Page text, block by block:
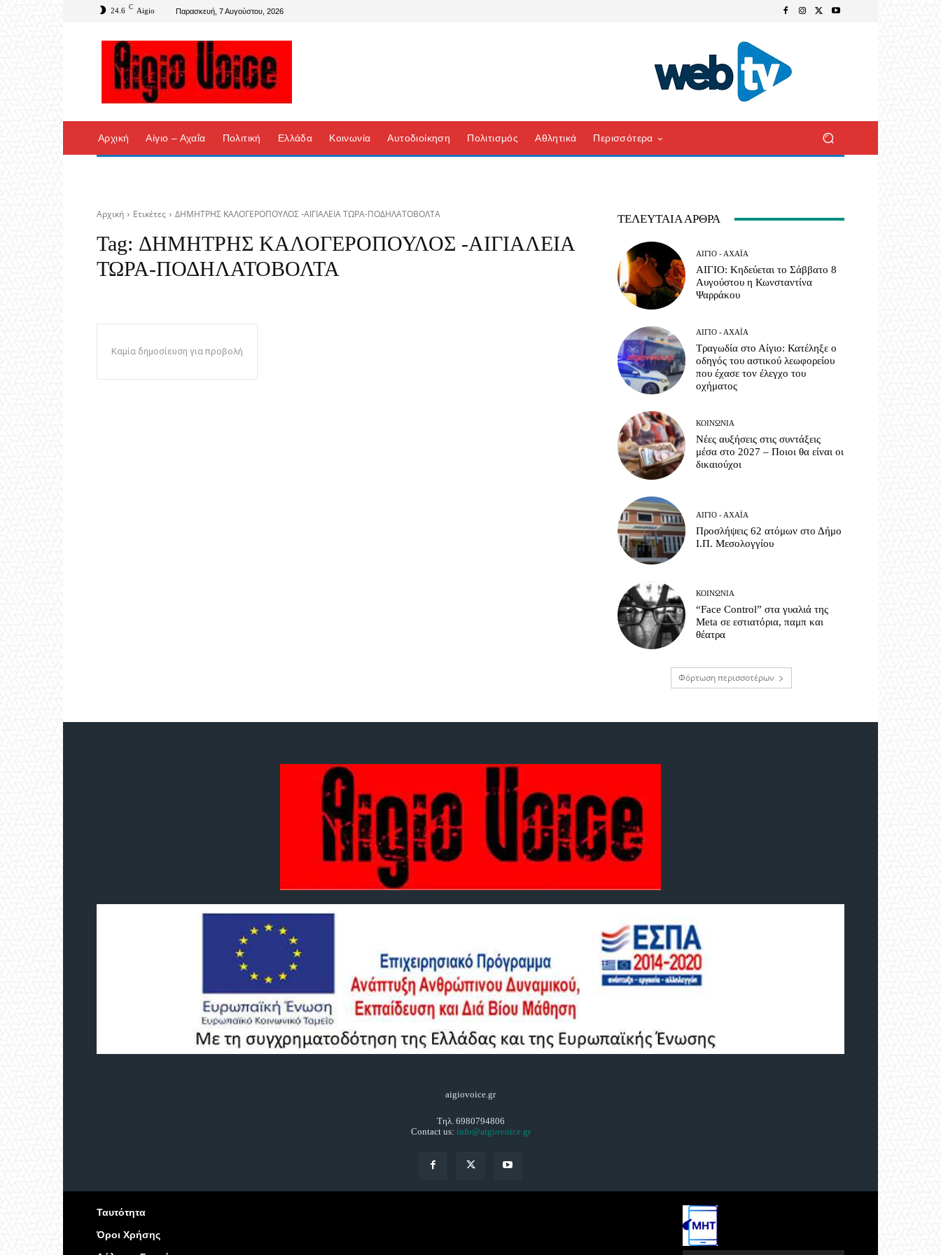
24.6 C Aigio Παρασκευή, 7 Αυγούστου, 2026
Αρχική Αίγιο – Αχαΐα Πολιτική Ελλάδα Κοινωνία Αυτοδιοίκηση Πολιτισμός Αθλητικά Περισσότερα
Αρχική Ετικέτες ΔΗΜΗΤΡΗΣ ΚΑΛΟΓΕΡΟΠΟΥΛΟΣ -ΑΙΓΙΑΛΕΙΑ ΤΩΡΑ-ΠΟΔΗΛΑΤΟΒΟΛΤΑ
Tag: ΔΗΜΗΤΡΗΣ ΚΑΛΟΓΕΡΟΠΟΥΛΟΣ -ΑΙΓΙΑΛΕΙΑ
ΤΩΡΑ-ΠΟΔΗΛΑΤΟΒΟΛΤΑ
Καμία δημοσίευση για προβολή
ΤΕΛΕΥΤΑΊΑ ΆΡΘΡΑ
ΑΊΓΙΟ - ΑΧΑΪ́Α
ΑΙΓΙΟ: Κηδεύεται το Σάββατο 8
Αυγούστου η Κωνσταντίνα
Ψαρράκου
ΑΊΓΙΟ - ΑΧΑΪ́Α
Τραγωδία στο Αίγιο: Κατέληξε ο
οδηγός του αστικού λεωφορείου
που έχασε τον έλεγχο του
οχήματος
ΚΟΙΝΩΝΊΑ
Νέες αυξήσεις στις συντάξεις
μέσα στο 2027 – Ποιοι θα είναι οι
δικαιούχοι
ΑΊΓΙΟ - ΑΧΑΪ́Α
Προσλήψεις 62 ατόμων στο Δήμο
Ι.Π. Μεσολογγίου
ΚΟΙΝΩΝΊΑ
“Face Control” στα γυαλιά της
Meta σε εστιατόρια, παμπ και
θέατρα
Φόρτωση περισσοτέρων
aigiovoice.gr
Τηλ. 6980794806
Contact us: info@aigiovoice.gr
Ταυτότητα
Όροι Χρήσης